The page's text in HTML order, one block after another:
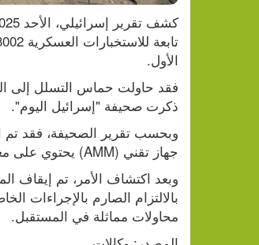
الأول.
ذكرت صحيفة "إسرائيل اليوم".
جهاز تقني (AMM) يحتوي على معلومات حول محاولات حماس الوصول إلى القاعدة من خلال ذلك العطاء.
محاولات مماثلة في المستقبل.